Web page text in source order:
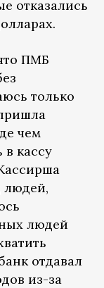
отказались
ПМБ
только
чем
в кассу
людей,
людей
отдавал
из-за